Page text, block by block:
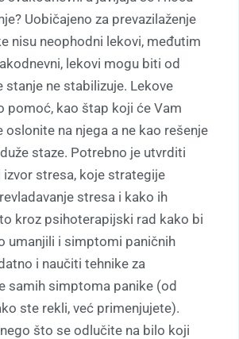
Uobičajeno za prevazilaženje
nisu neophodni lekovi, međutim
lekovi mogu biti od
stanje ne stabilizuje. Lekove
pomoć, kao štap koji će Vam
oslonite na njega a ne kao rešenje
staze. Potrebno je utvrditi
izvor stresa, koje strategije
stresa i kako ih
kroz psihoterapijski rad kako bi
umanjili i simptomi paničnih
i naučiti tehnike za
samih simptoma panike (od
ste rekli, već primenjujete).
što se odlučite na bilo koji